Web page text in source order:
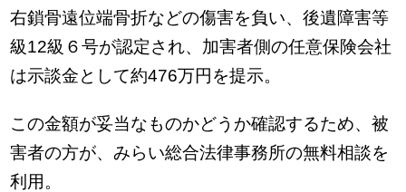
右鎖骨遠位端骨折などの傷害を負い、後遺障害等
級12級６号が認定され、加害者側の任意保険会社
は示談金として約476万円を提示。
この金額が妥当なものかどうか確認するため、被
害者の方が、みらい総合法律事務所の無料相談を
利用。